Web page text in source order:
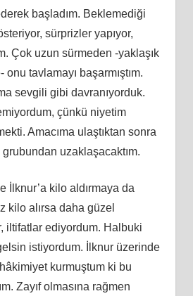
başladım. Beklemediği
sürprizler yapıyor,
Çok uzun sürmeden -yaklaşık
tavlamayı başarmıştım.
sevgili gibi davranıyorduk.
çünkü niyetim
Amacıma ulaştıktan sonra
uzaklaşacaktım.
İlknur’a kilo aldırmaya da
kilo alırsa daha güzel
iltifatlar ediyordum. Halbuki
istiyordum. İlknur üzerinde
kurmuştum ki bu
Zayıf olmasına rağmen